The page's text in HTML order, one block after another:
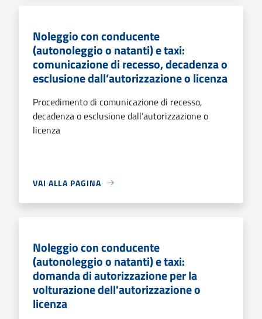
Noleggio con conducente
(autonoleggio o natanti) e taxi:
comunicazione di recesso, decadenza o
esclusione dall’autorizzazione o licenza
Procedimento di comunicazione di recesso,
decadenza o esclusione dall’autorizzazione o
licenza
VAI ALLA PAGINA
Noleggio con conducente
(autonoleggio o natanti) e taxi:
domanda di autorizzazione per la
volturazione dell'autorizzazione o
licenza